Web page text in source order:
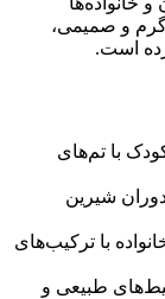
گرم و صمیمی،
است.
با تم‌های
شیرین
با ترکیب‌های
طبیعی و